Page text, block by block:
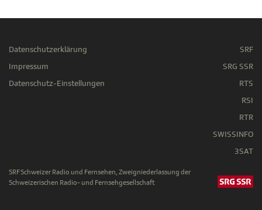
Datenschutzerklärung
Impressum
Datenschutz-Einstellungen
SRF
SRG SSR
RTS
RSI
RTR
SWISSINFO
3SAT
SRF Schweizer Radio und Fernsehen, Zweigniederlassung der
Schweizerischen Radio- und Fernsehgesellschaft